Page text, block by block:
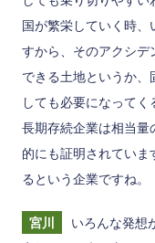
国が繁栄していく時、
すから、そのアクシデ
できる土地というか、
しても必要になって
長期存続企業は相当量
的にも証明されてい
るという企業ですね。
宮川
いろんな発想